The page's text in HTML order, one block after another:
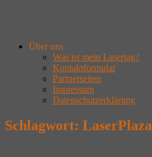
Über uns
Was ist mein Lasertag?
Kontaktformular
Partnerseiten
Impressum
Datenschutzerklärung
Schlagwort: LaserPlaza